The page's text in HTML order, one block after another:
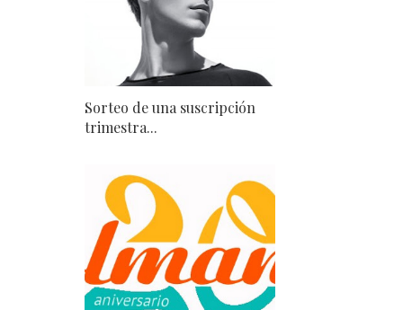
Sorteo de una suscripción
trimestra...